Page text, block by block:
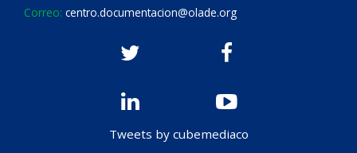
Correo: centro.documentacion@olade.org
Tweets by cubemediaco